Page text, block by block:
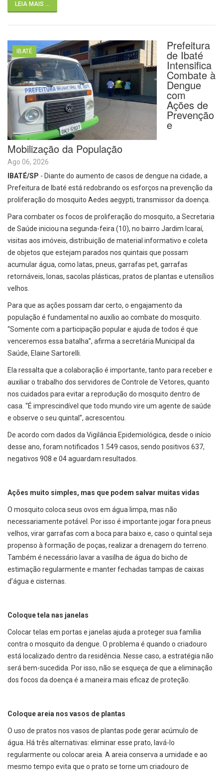
LEIA MAIS ...
IBATÉ Prefeitura
de Ibaté
Intensifica
Combate à
Dengue
com
Ações de
Prevenção
e
Mobilização da População
Ago 06, 2026
IBATÉ/SP - Diante do aumento de casos de dengue na cidade, a
Prefeitura de Ibaté está redobrando os esforços na prevenção da
proliferação do mosquito Aedes aegypti, transmissor da doença.
Para combater os focos de proliferação do mosquito, a Secretaria
de Saúde iniciou na segunda-feira (10), no bairro Jardim Icaraí,
visitas aos imóveis, distribuição de material informativo e coleta
de objetos que estejam parados nos quintais que possam
acumular água, como latas, pneus, garrafas pet, garrafas
retornáveis, lonas, sacolas plásticas, pratos de plantas e utensílios
velhos.
Para que as ações possam dar certo, o engajamento da
população é fundamental no auxílio ao combate do mosquito.
“Somente com a participação popular e ajuda de todos é que
venceremos essa batalha”, afirma a secretária Municipal da
Saúde, Elaine Sartorelli.
Ela ressalta que a colaboração é importante, tanto para receber e
auxiliar o trabalho dos servidores de Controle de Vetores, quanto
nos cuidados para evitar a reprodução do mosquito dentro de
casa. “É imprescindível que todo mundo vire um agente de saúde
e observe o seu quintal”, acrescentou.
De acordo com dados da Vigilância Epidemiológica, desde o início
desse ano, foram notificados 1.549 casos, sendo positivos 637,
negativos 908 e 04 aguardam resultados.
Ações muito simples, mas que podem salvar muitas vidas
O mosquito coloca seus ovos em água limpa, mas não
necessariamente potável. Por isso é importante jogar fora pneus
velhos, virar garrafas com a boca para baixo e, caso o quintal seja
propenso à formação de poças, realizar a drenagem do terreno.
Também é necessário lavar a vasilha de água do bicho de
estimação regularmente e manter fechadas tampas de caixas
d’água e cisternas.
Coloque tela nas janelas
Colocar telas em portas e janelas ajuda a proteger sua família
contra o mosquito da dengue. O problema é quando o criadouro
está localizado dentro da residência. Nesse caso, a estratégia não
será bem-sucedida. Por isso, não se esqueça de que a eliminação
dos focos da doença é a maneira mais eficaz de proteção.
Coloque areia nos vasos de plantas
O uso de pratos nos vasos de plantas pode gerar acúmulo de
água. Há três alternativas: eliminar esse prato, lavá-lo
regularmente ou colocar areia. A areia conserva a umidade e ao
mesmo tempo evita que o prato se torne um criadouro de